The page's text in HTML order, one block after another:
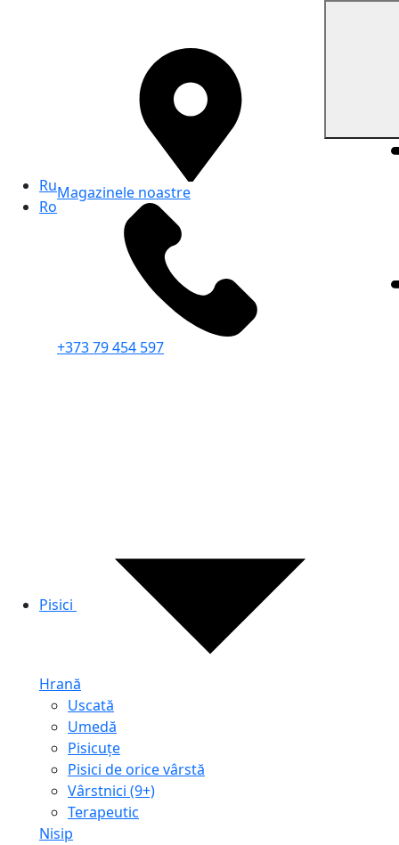
Ru
Ro
Magazinele noastre
+373 79 454 597
Pisici
Hrană
Uscată
Umedă
Pisicuțe
Pisici de orice vârstă
Vârstnici (9+)
Terapeutic
Nisip